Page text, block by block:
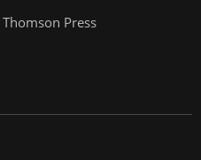
Thomson Press